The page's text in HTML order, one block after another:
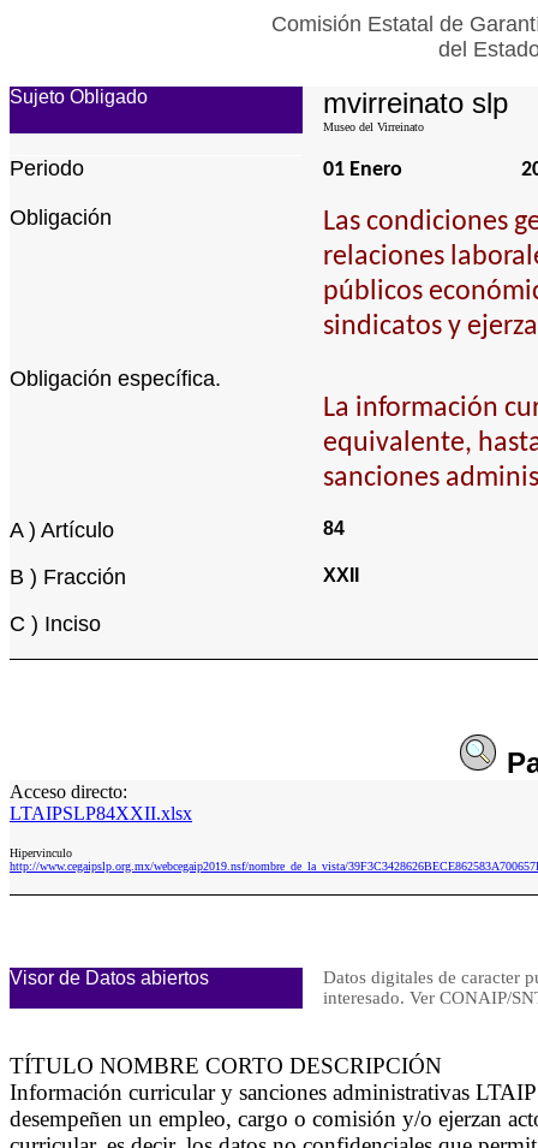
Comisión Estatal de
del
Sujeto Obligado mvirreinato slp
Museo del Virreinato
Periodo 01 Enero
Obligación
Las condiciones
relaciones
públicos
sindicatos y
Obligación específica.
La información
equivalente,
sanciones
A ) Artículo 84
B ) Fracción XXII
C ) Inciso
Acceso directo:
LTAIPSLP84XXII.xlsx
Hipervinculo
http://www.cegaipslp.org.mx/webcegaip2019.nsf/nombre_de_la_vista/
Visor de Datos abiertos
Datos digitales de caracter
interesado. Ver CONAIP/
TÍTULO NOMBRE CORTO DESCRIPCIÓN
Información curricular y sanciones administrativas
desempeñen un empleo, cargo o comisión y/o ejerzan